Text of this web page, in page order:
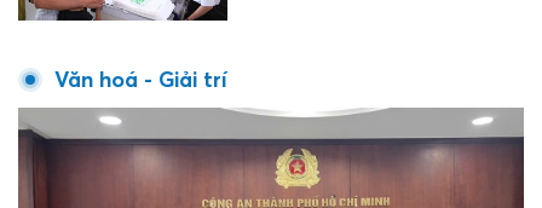
Văn hoá - Giải trí